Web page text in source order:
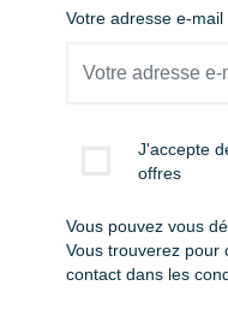
Votre adresse e-mail
J'accepte
offres
Vous pouvez vous
Vous trouverez pour
contact dans les